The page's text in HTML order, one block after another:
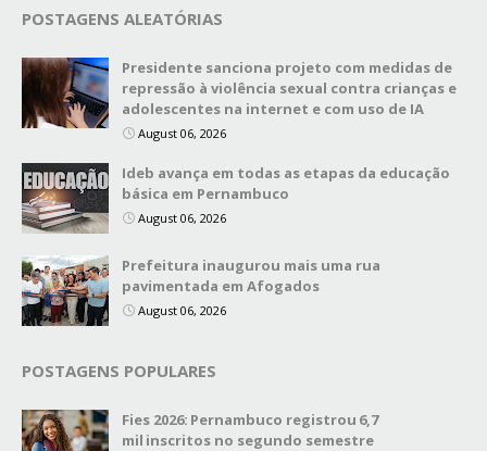
POSTAGENS ALEATÓRIAS
Presidente sanciona projeto com medidas de
repressão à violência sexual contra crianças e
adolescentes na internet e com uso de IA
August 06, 2026
Ideb avança em todas as etapas da educação
básica em Pernambuco
August 06, 2026
Prefeitura inaugurou mais uma rua
pavimentada em Afogados
August 06, 2026
POSTAGENS POPULARES
Fies 2026: Pernambuco registrou 6,7
mil inscritos no segundo semestre